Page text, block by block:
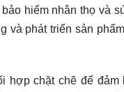
hiểm nhân thọ và
và phát triển sản
hợp chặt chẽ để